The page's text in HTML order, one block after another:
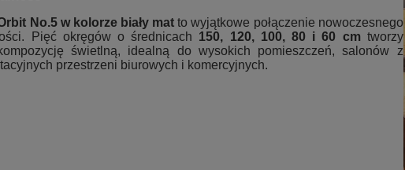
No.5 w kolorze biały mat to wyjątkowe połączenie nowoczesnego
Pięć okręgów o średnicach 150, 120, 100, 80 i 60 cmtworzy
świetlną, idealną do wysokich pomieszczeń, salonów z
przestrzeni biurowych i komercyjnych.